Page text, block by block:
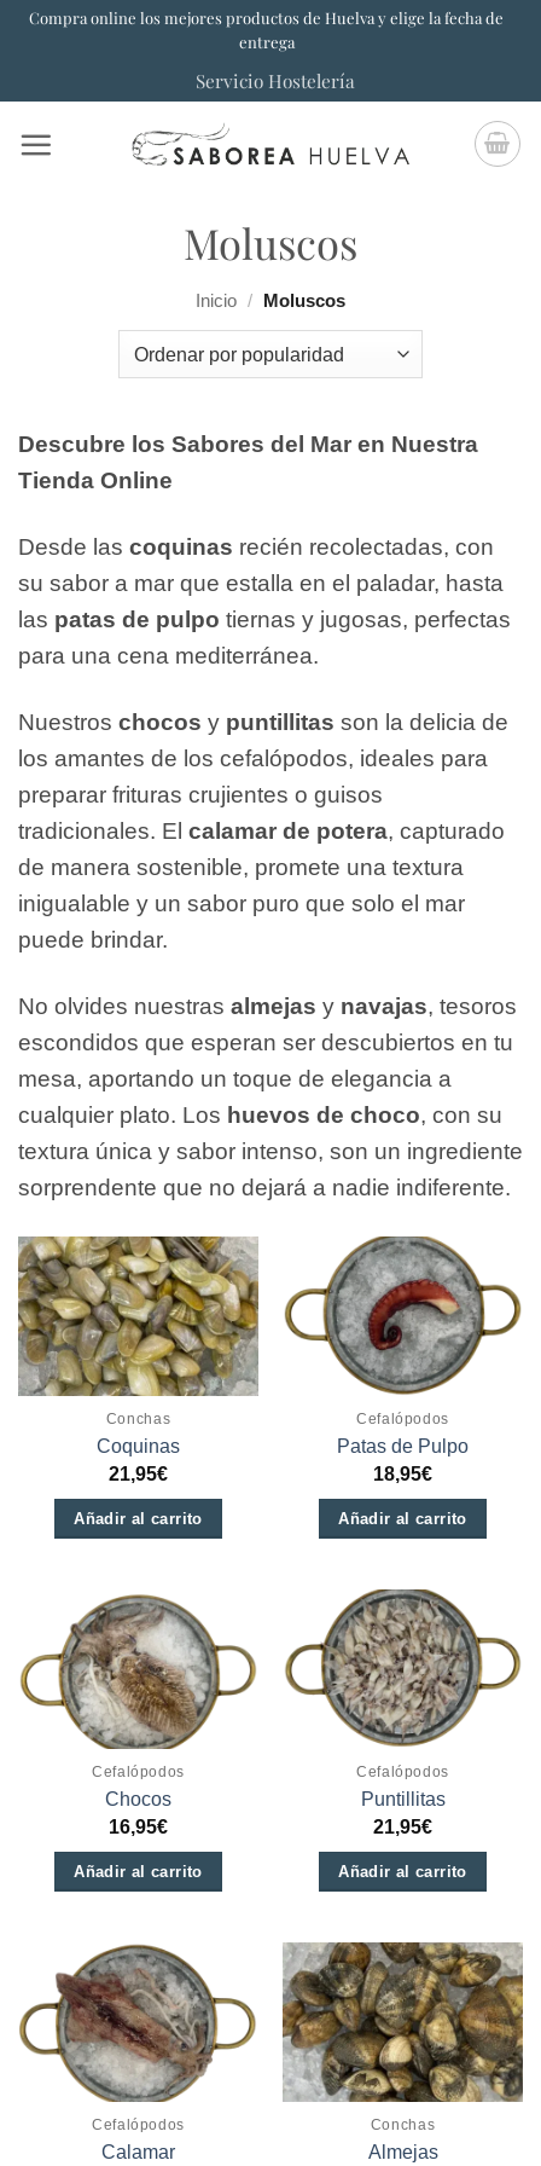
SaltarCompra online los mejores productos de Huelva y elige la fecha de
entrega
Servicio Hostelería
Moluscos
Inicio / Moluscos
Descubre los Sabores del Mar en Nuestra
Tienda Online
Desde las coquinas recién recolectadas, con
su sabor a mar que estalla en el paladar, hasta
las patas de pulpo tiernas y jugosas, perfectas
para una cena mediterránea.
Nuestros chocos y puntillitas son la delicia de
los amantes de los cefalópodos, ideales para
preparar frituras crujientes o guisos
tradicionales. El calamar de potera, capturado
de manera sostenible, promete una textura
inigualable y un sabor puro que solo el mar
puede brindar.
No olvides nuestras almejas y navajas, tesoros
escondidos que esperan ser descubiertos en tu
mesa, aportando un toque de elegancia a
cualquier plato. Los huevos de choco, con su
textura única y sabor intenso, son un ingrediente
sorprendente que no dejará a nadie indiferente.
Conchas
Coquinas
21,95€
Añadir al carrito
Cefalópodos
Patas de Pulpo
18,95€
Añadir al carrito
Cefalópodos
Chocos
16,95€
Añadir al carrito
tiene
múltiples
variantes.
Las
opciones
se
pueden
Cefalópodos
Puntillitas
21,95€
Añadir al carrito
Cefalópodos
Calamar
Conchas
Almejas